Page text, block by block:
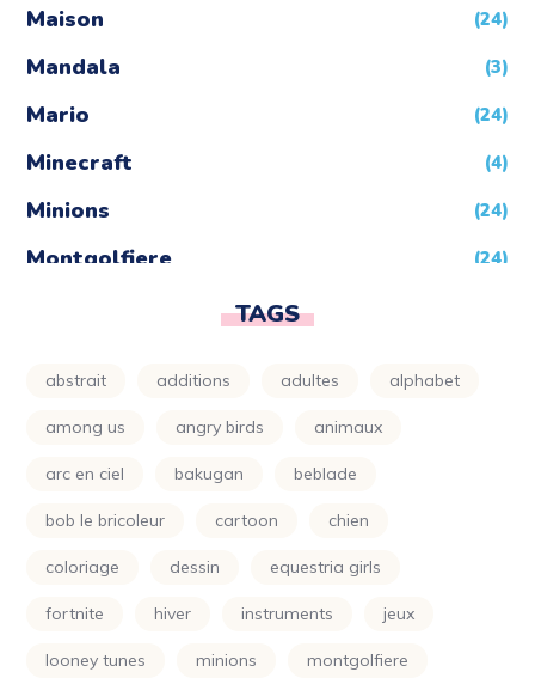
Maison (24)
Mandala (3)
Mario (24)
Minecraft (4)
Minions (24)
Montgolfiere (24)
TAGS
abstrait additions adultes alphabet
among us angry birds animaux
arc en ciel bakugan beblade
bob le bricoleur cartoon chien
coloriage dessin equestria girls
fortnite hiver instruments jeux
looney tunes minions montgolfiere